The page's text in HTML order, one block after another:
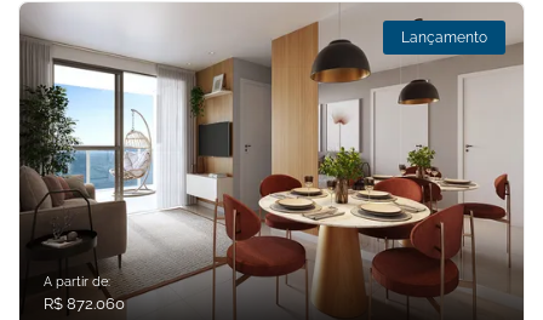
Lançamento
A partir de:
R$ 872.060